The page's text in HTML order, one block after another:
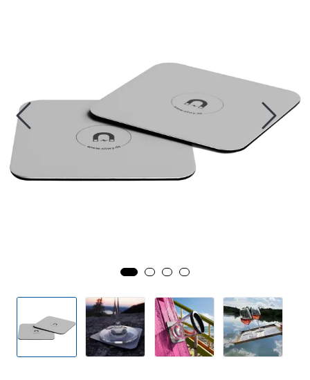
Motor/Styring
Fortøyning
Fritid/Sikkerhet
Kampanje